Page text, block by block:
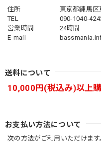
住所
東京都練馬
TEL
090-1040-
営業時間
24時間
E-mail
送料について
10,000円(税込み)以上
お支払い方法について
次の方法がご利用いただけます